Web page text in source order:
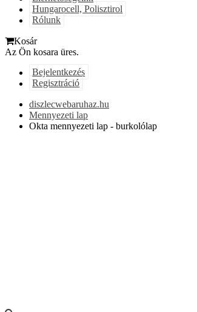
Hungarocell, Polisztirol
Rólunk
Kosár
Az Ön kosara üres.
Bejelentkezés
Regisztráció
diszlecwebaruhaz.hu
Mennyezeti lap
Okta mennyezeti lap - burkolólap